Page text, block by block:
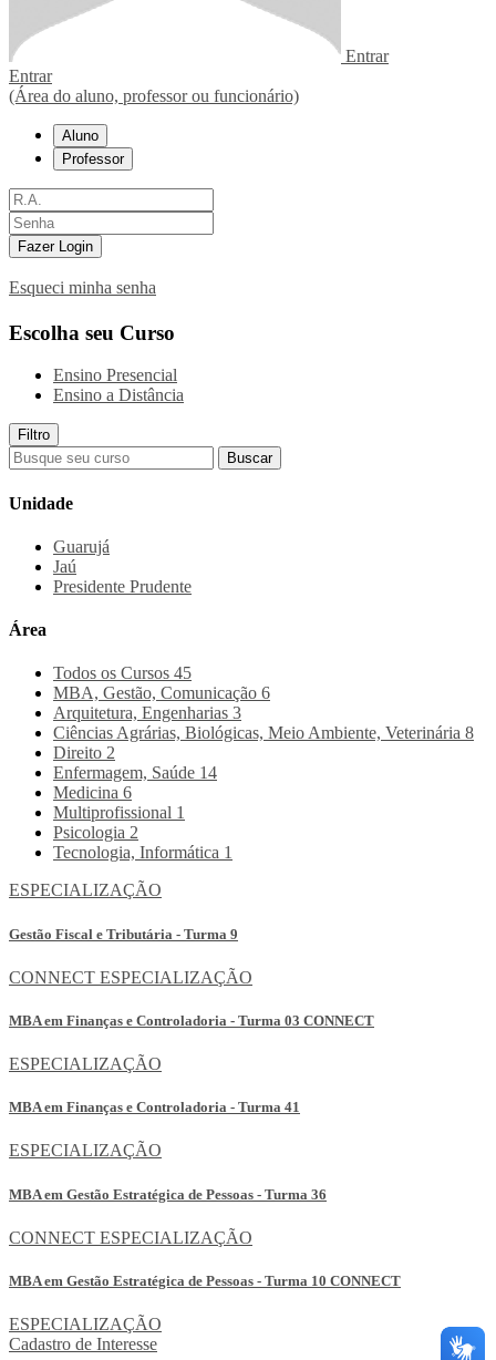
Entrar
Entrar
(Área do aluno, professor ou funcionário)
Aluno
Professor
Fazer Login
Esqueci minha senha
Escolha seu Curso
Ensino Presencial
Ensino a Distância
Filtro
Buscar
Unidade
Guarujá
Jaú
Presidente Prudente
Área
Todos os Cursos 45
MBA, Gestão, Comunicação 6
Arquitetura, Engenharias 3
Ciências Agrárias, Biológicas, Meio Ambiente, Veterinária 8
Direito 2
Enfermagem, Saúde 14
Medicina 6
Multiprofissional 1
Psicologia 2
Tecnologia, Informática 1
ESPECIALIZAÇÃO
Gestão Fiscal e Tributária - Turma 9
CONNECT ESPECIALIZAÇÃO
MBA em Finanças e Controladoria - Turma 03 CONNECT
ESPECIALIZAÇÃO
MBA em Finanças e Controladoria - Turma 41
ESPECIALIZAÇÃO
MBA em Gestão Estratégica de Pessoas - Turma 36
CONNECT ESPECIALIZAÇÃO
MBA em Gestão Estratégica de Pessoas - Turma 10 CONNECT
ESPECIALIZAÇÃO
Cadastro de Interesse